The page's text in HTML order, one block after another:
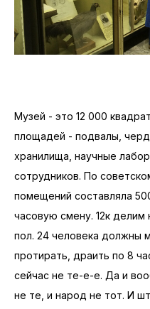
Музей - это 12 000
площадей - подвалы,
хранилища, научные
сотрудников. По
помещений составляла
часовую смену. 12к делим
пол. 24 человека должны
протирать, драить по 8
сейчас не те-е-е. Да и
не те, и народ не тот. И